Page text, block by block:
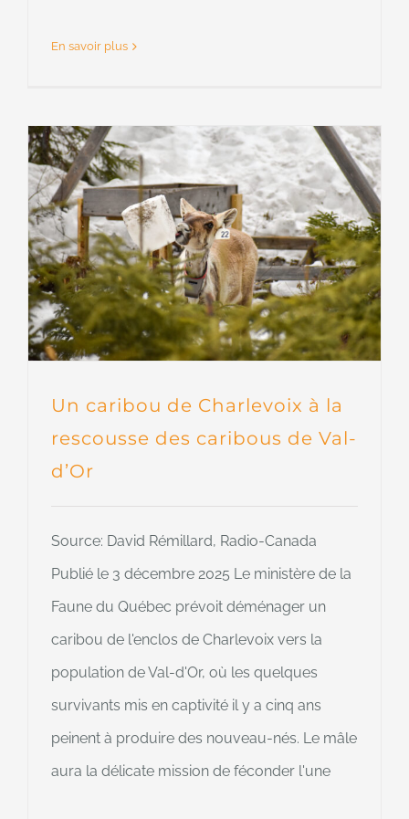
En savoir plus
Un caribou de Charlevoix à la
rescousse des caribous de Val-
d’Or
Source: David Rémillard, Radio-Canada
Publié le 3 décembre 2025 Le ministère de la
Faune du Québec prévoit déménager un
caribou de l'enclos de Charlevoix vers la
population de Val-d'Or, où les quelques
survivants mis en captivité il y a cinq ans
peinent à produire des nouveau-nés. Le mâle
aura la délicate mission de féconder l'une